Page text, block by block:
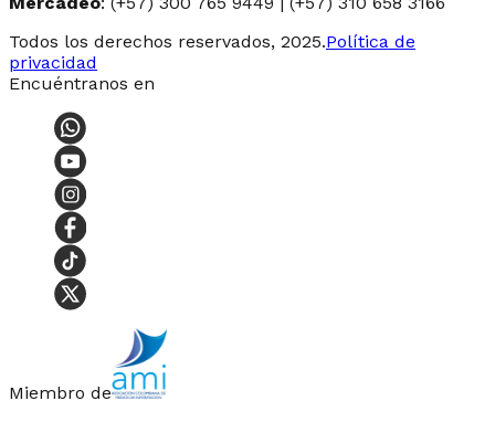
Todos los derechos reservados, 2025.Política de
privacidad
Encuéntranos en
Miembro de